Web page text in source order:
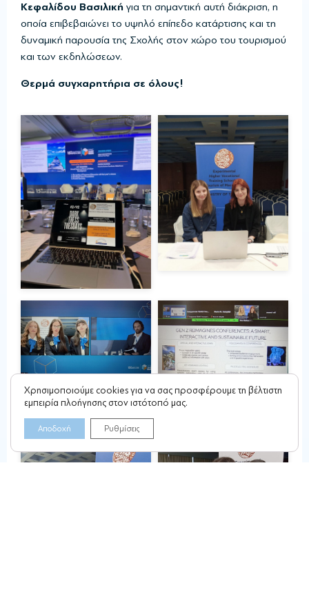
Κεφαλίδου Βασιλική για τη σημαντική αυτή διάκριση, η
οποία επιβεβαιώνει το υψηλό επίπεδο κατάρτισης και τη
δυναμική παρουσία της Σχολής στον χώρο του τουρισμού
και των εκδηλώσεων.
Θερμά συγχαρητήρια σε όλους!
Χρησιμοποιούμε cookies για να σας προσφέρουμε τη βέλτιστη
εμπειρία πλοήγησης στον ιστότοπό μας.
Αποδοχή Ρυθμίσεις